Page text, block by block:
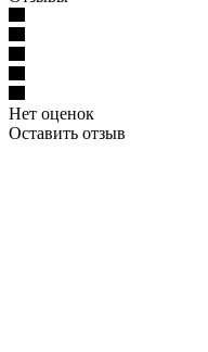
Нет оценок
Оставить отзыв